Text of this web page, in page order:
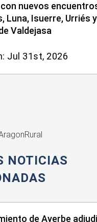
nuevos
Luna, Isuerre, Urriés y
Valdejasa
Jul 31st, 2026
NOTICIAS
de Ayerbe